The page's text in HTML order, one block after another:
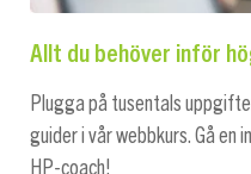
Allt du behöver inför
Plugga på tusentals
guider i vår webbkurs. Gå en
HP-coach!